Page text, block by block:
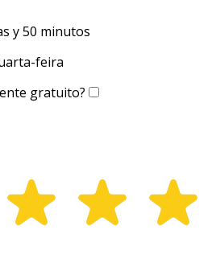
y 50 minutos
feira
gratuito?